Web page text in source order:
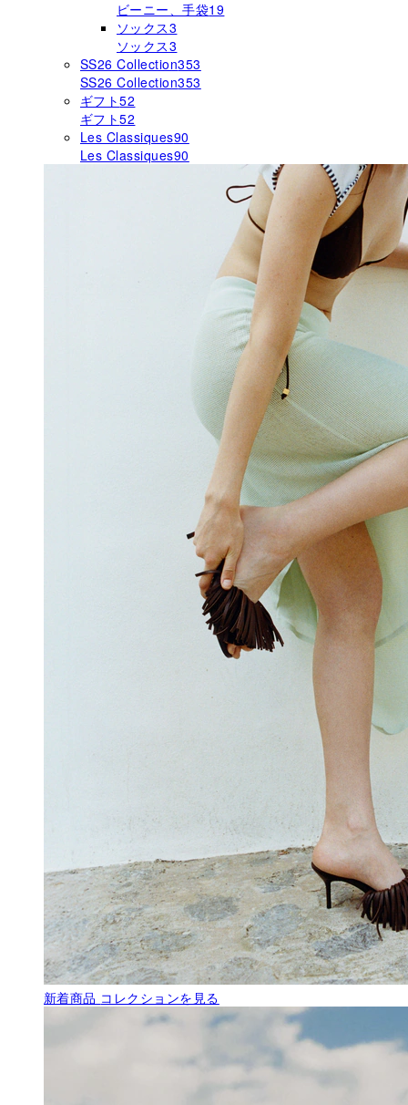
ビーニー、手袋19
ソックス3
ソックス3
SS26 Collection353
SS26 Collection353
ギフト52
ギフト52
Les Classiques90
Les Classiques90
新着商品 コレクションを見る